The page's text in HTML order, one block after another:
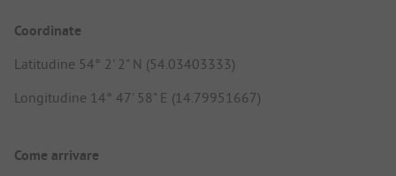
Coordinate
Latitudine 54° 2' 2" N (54.03403333)
Longitudine 14° 47' 58" E (14.79951667)
Come arrivare